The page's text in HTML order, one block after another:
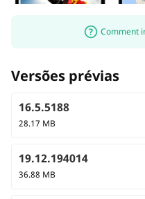
Comment
Versões prévias
16.5.5188
28.17 MB
19.12.194014
36.88 MB